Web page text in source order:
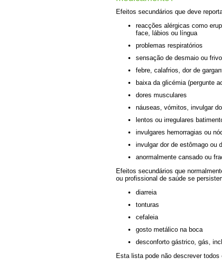
Efeitos secundários que deve
reacções alérgicas como
face, lábios ou língua
problemas respiratórios
sensação de desmaio ou
febre, calafrios, dor de
baixa da glicémia (pergunte
dores musculares
náuseas, vómitos, invulgar
lentos ou irregulares
invulgares hemorragias ou
invulgar dor de estômago ou
anormalmente cansado ou
Efeitos secundários que
ou profissional de saúde se
diarreia
tonturas
cefaleia
gosto metálico na boca
desconforto gástrico, gás,
Esta lista pode não descrever